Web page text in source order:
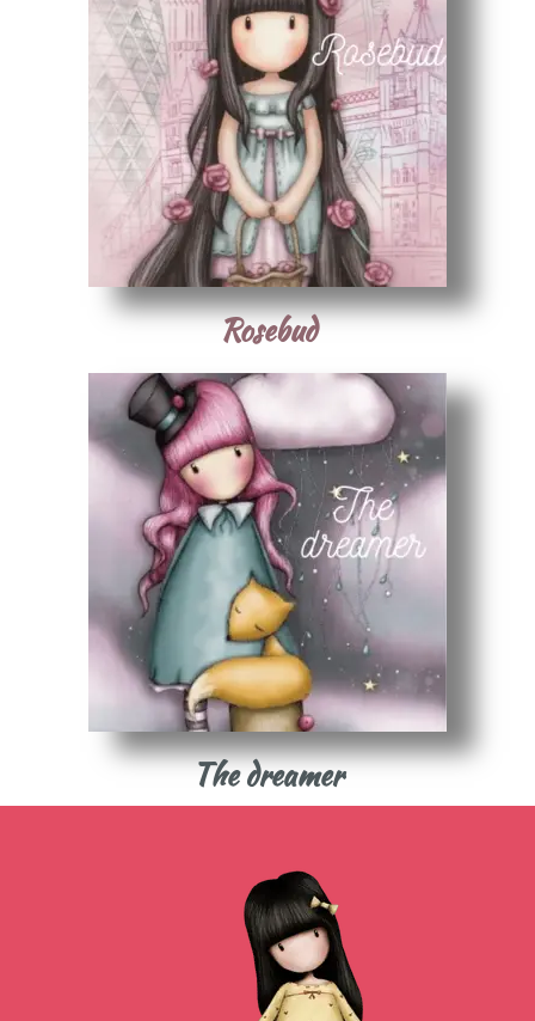
Rosebud
The dreamer